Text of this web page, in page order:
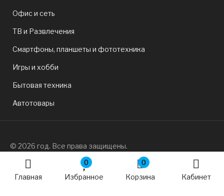
Главная
0
Избранное
0
Корзина Кабинет
Офис и сеть
ТВ и Развлечения
Смартфоны, планшеты и фототехника
Игры и хобби
Бытовая техника
Автотовары
© 2026 год. Все права защищены.